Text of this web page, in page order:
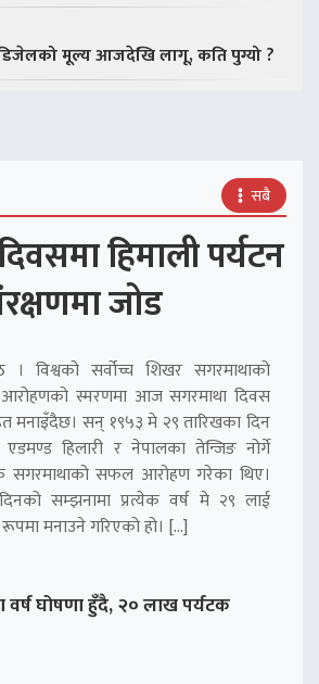
डिजेलको मूल्य आजदेखि लागू, कति पुग्यो ?
सबै
हिमाली पर्यटन
जोड
विश्वको सर्वोच्च शिखर सगरमाथाको
स्मरणमा आज सगरमाथा दिवस
मनाइँदैछ। सन् १९५३ मे २९ तारिखका दिन
हिलारी र नेपालका तेन्जिङ नोर्गे
सगरमाथाको सफल आरोहण गरेका थिए।
सम्झनामा प्रत्येक वर्ष मे २९ लाई
मनाउने गरिएको हो। […]
घोषणा हुँदै, २० लाख पर्यटक